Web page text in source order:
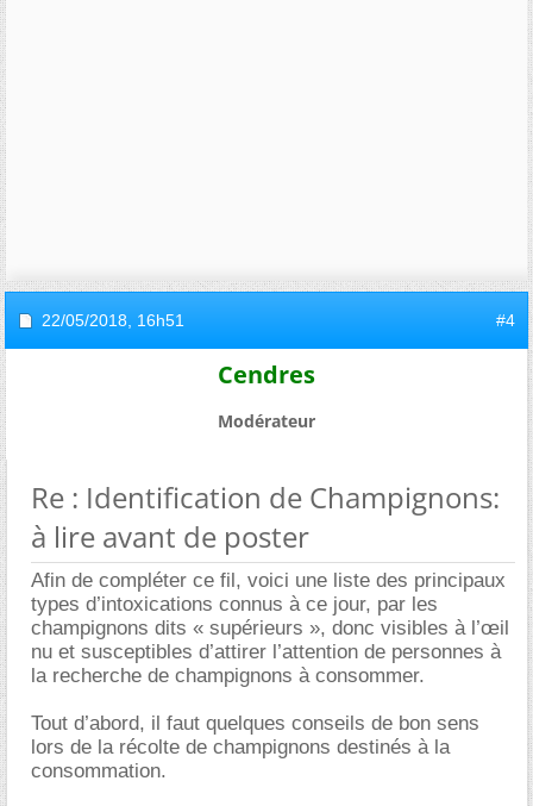
22/05/2018, 16h51 #4
Cendres
Modérateur
Re : Identification de Champignons:
à lire avant de poster
Afin de compléter ce fil, voici une liste des principaux
types d’intoxications connus à ce jour, par les
champignons dits « supérieurs », donc visibles à l’œil
nu et susceptibles d’attirer l’attention de personnes à
la recherche de champignons à consommer.
Tout d’abord, il faut quelques conseils de bon sens
lors de la récolte de champignons destinés à la
consommation.